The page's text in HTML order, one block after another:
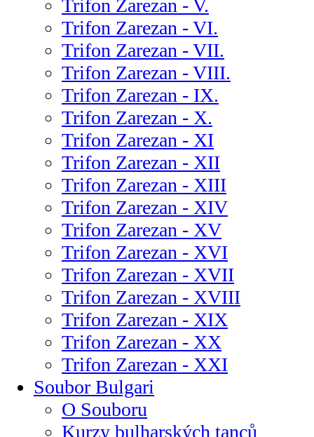
Trifon Zarezan - V.
Trifon Zarezan - VI.
Trifon Zarezan - VII.
Trifon Zarezan - VIII.
Trifon Zarezan - IX.
Trifon Zarezan - X.
Trifon Zarezan - XI
Trifon Zarezan - XII
Trifon Zarezan - XIII
Trifon Zarezan - XIV
Trifon Zarezan - XV
Trifon Zarezan - XVI
Trifon Zarezan - XVII
Trifon Zarezan - XVIII
Trifon Zarezan - XIX
Trifon Zarezan - XX
Trifon Zarezan - XXI
Soubor Bulgari
O Souboru
Kurzy bulharských tanců